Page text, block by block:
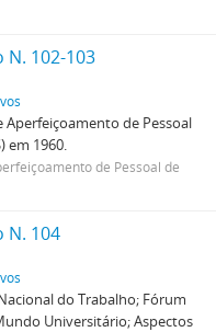
102-103
Aperfeiçoamento de Pessoal
em 1960.
de Pessoal de
N. 104
do Trabalho; Fórum
Universitário; Aspectos